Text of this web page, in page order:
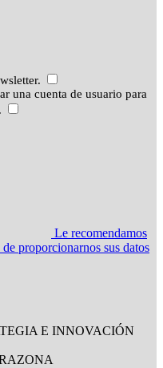
una cuenta de usuario para
Le recomendamos
proporcionarnos sus datos
E INNOVACIÓN